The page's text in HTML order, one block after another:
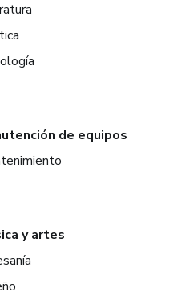
de equipos
y artes